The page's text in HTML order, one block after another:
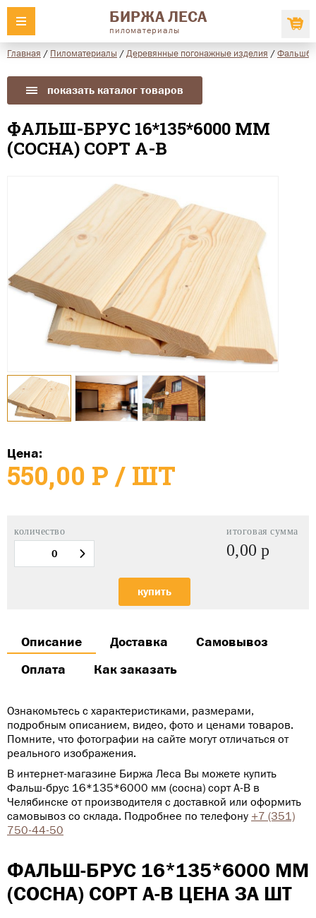
БИРЖА ЛЕСА
пиломатериалы
Главная / Пиломатериалы / Деревянные погонажные изделия /
показать каталог товаров
ФАЛЬШ-БРУС 16*135*6000 ММ
(СОСНА) СОРТ А-В
Цена:
550,00 Р / ШТ
количество итоговая сумма
0,00р
купить
Описание Доставка Самовывоз
Оплата Как заказать
Ознакомьтесь с характеристиками, размерами,
подробным описанием, видео, фото и ценами товаров.
Помните, что фотографии на сайте могут отличаться от
реального изображения.
В интернет-магазине Биржа Леса Вы можете купить
Фальш-брус 16*135*6000 мм (сосна) сорт А-В в
Челябинске от производителя с доставкой или оформить
самовывоз со склада. Подробнее по телефону +7 (351)
750-44-50
ФАЛЬШ-БРУС 16*135*6000 ММ
(СОСНА) СОРТ А-В ЦЕНА ЗА ШТ